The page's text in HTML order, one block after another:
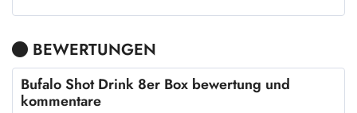
BEWERTUNGEN
Bufalo Shot Drink 8er Box bewertung und
kommentare